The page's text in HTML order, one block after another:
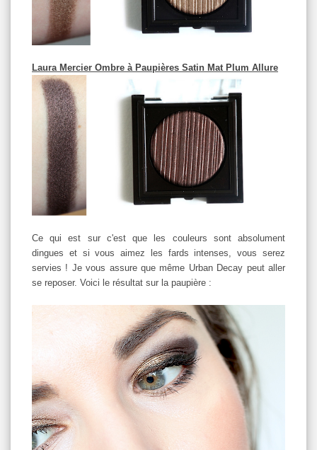
Laura Mercier Ombre à Paupières Satin Mat Plum Allure
Ce qui est sur c'est que les couleurs sont absolument
dingues et si vous aimez les fards intenses, vous serez
servies ! Je vous assure que même Urban Decay peut aller
se reposer. Voici le résultat sur la paupière :